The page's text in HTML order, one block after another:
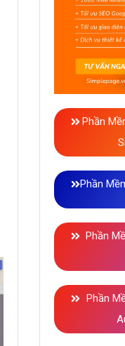
Phần
Phần
Phần
Phần